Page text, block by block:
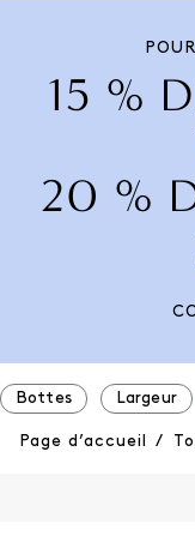
15 %
20 %
Bottes Largeur
Page d’accueil /